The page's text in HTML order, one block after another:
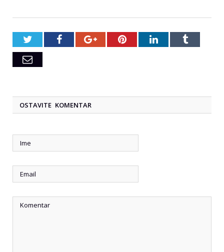
TwitterFacebookGoogle+PinterestLinkedInTumblr
Email
OSTAVITE KOMENTAR